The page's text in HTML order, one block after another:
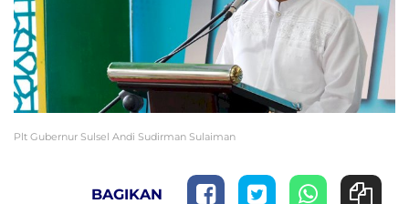
Plt Gubernur Sulsel Andi Sudirman Sulaiman
BAGIKAN